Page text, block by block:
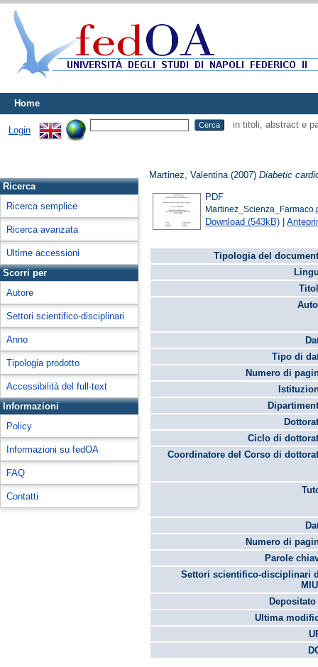
Home
Login
in titoli, abstract e
Ricerca
Ricerca semplice
Ricerca avanzata
Ultime accessioni
Scorri per
Autore
Settori scientifico-disciplinari
Anno
Tipologia prodotto
Accessibilità del full-text
Informazioni
Policy
Informazioni su fedOA
FAQ
Contatti
Martinez, Valentina (2007)Diabetic
PDF
Download (543kB) |
Tipologia del
Tipo di
Numero di
Ciclo di
Coordinatore del Corso di
Numero di
Parole
Settori scientifico-disciplinari
Ultima